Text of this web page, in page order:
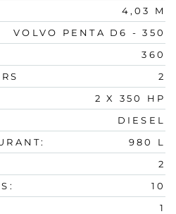
4,03 M
VOLVO PENTA D6 - 350
360
2
2 X 350 HP
DIESEL
980 L
2
10
1